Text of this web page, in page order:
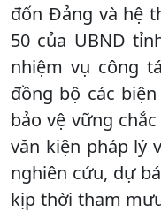
đốn Đảng và hệ
50 của UBND
nhiệm vụ công
đồng bộ các
bảo vệ vững
văn kiện pháp lý
nghiên cứu, dự
kịp thời tham